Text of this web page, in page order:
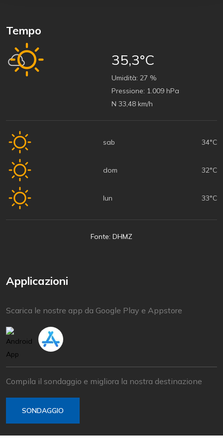
Tempo
35,3°C
Umidità: 27 %
Pressione: 1.009 hPa
N 33,48 km/h
sab 34°C
dom 32°C
lun 33°C
Fonte: DHMZ
Applicazioni
Scarica le nostre app da Google Play e Appstore
Compila il sondaggio e migliora la nostra destinazione
SONDAGGIO